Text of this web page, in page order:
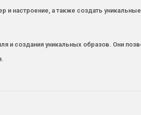
и настроение, а также создать
и создания уникальных образов. Они